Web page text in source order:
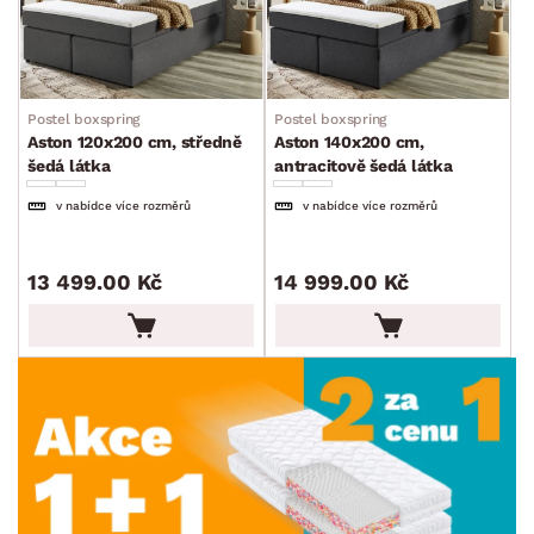
Postel boxspring
Aston 120x200 cm, středně
šedá látka
v nabídce více rozměrů
13 499.00 Kč
Postel boxspring
Aston 140x200 cm,
antracitově šedá látka
v nabídce více rozměrů
14 999.00 Kč